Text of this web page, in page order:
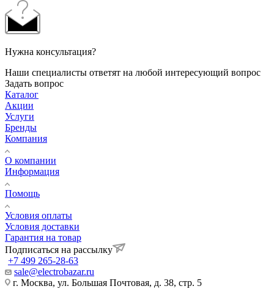
Нужна консультация?
Наши специалисты ответят на любой интересующий вопрос
Задать вопрос
Каталог
Акции
Услуги
Бренды
Компания
О компании
Информация
Помощь
Условия оплаты
Условия доставки
Гарантия на товар
Подписаться на рассылку
+7 499 265-28-63
sale@electrobazar.ru
г. Москва, ул. Большая Почтовая, д. 38, стр. 5